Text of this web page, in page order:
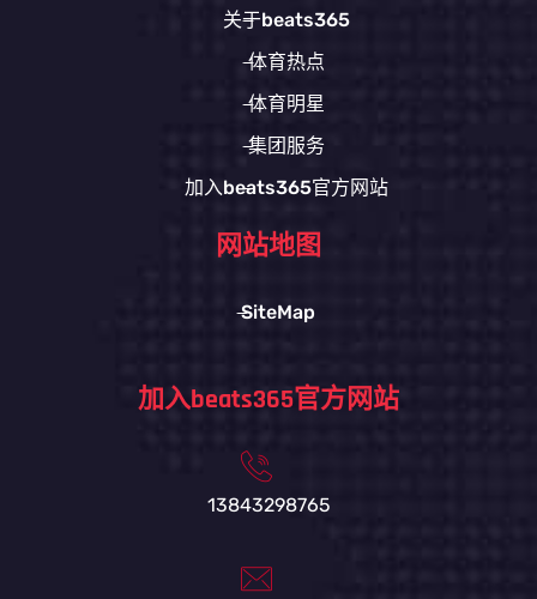
关于beats365
体育热点
体育明星
集团服务
加入beats365官方网站
网站地图
SiteMap
加入beats365官方网站
13843298765